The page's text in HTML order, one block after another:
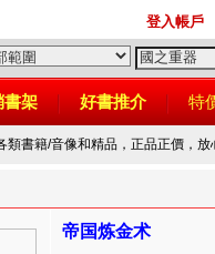
登入帳戶
書架 好書推介 特
類書籍/音像和精品，正品正價，
帝国炼金术